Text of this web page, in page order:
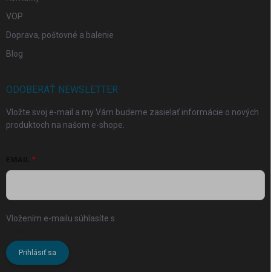
VOP
Doprava, poštovné a balenie
Blog
ODOBERAŤ NEWSLETTER
Vložte svoj e-mail a my Vám budeme zasielať informácie o nových
produktoch na našom e-shope.
Vložením e-mailu súhlasíte s
Prihlásiť sa